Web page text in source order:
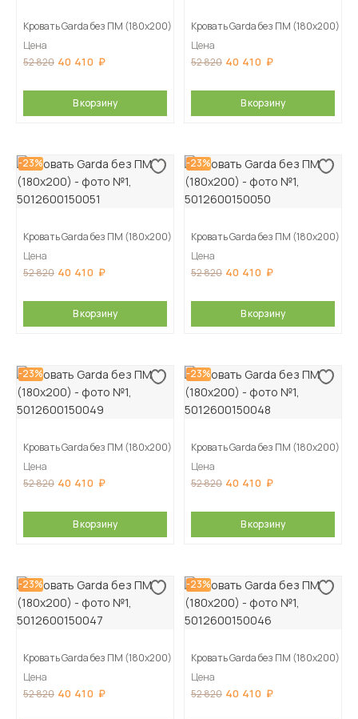
Кровать Garda без ПМ (180х200)
Цена
52 820 40 410
В корзину
Кровать Garda без ПМ (180х200)
Цена
52 820 40 410
В корзину
-23%
Кровать Garda без ПМ (180х200)
Цена
52 820 40 410
В корзину
-23%
Кровать Garda без ПМ (180х200)
Цена
52 820 40 410
В корзину
-23%
Кровать Garda без ПМ (180х200)
Цена
52 820 40 410
В корзину
-23%
Кровать Garda без ПМ (180х200)
Цена
52 820 40 410
В корзину
-23%
Кровать Garda без ПМ (180х200)
Цена
52 820 40 410
-23%
Кровать Garda без ПМ (180х200)
Цена
52 820 40 410